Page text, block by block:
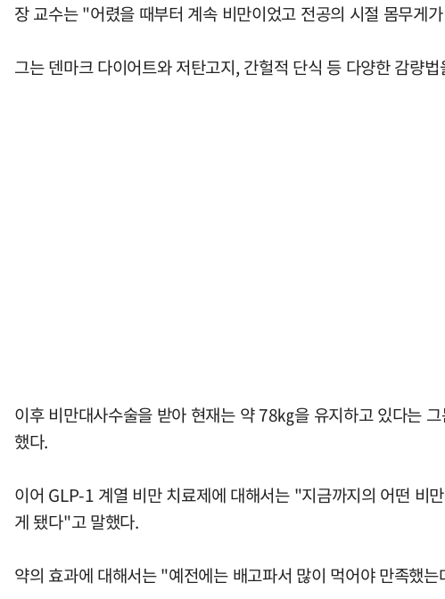
장 교수는 "어렸을 때부터 계속 비만이었고 전공의 시절 몸무
그는 덴마크 다이어트와 저탄고지, 간헐적 단식 등 다양한 감량
이후 비만대사수술을 받아 현재는 약 78㎏을 유지하고 있다는
했다.
이어 GLP-1 계열 비만 치료제에 대해서는 "지금까지의 어떤 비
게 됐다"고 말했다.
약의 효과에 대해서는 "예전에는 배고파서 많이 먹어야 만족했